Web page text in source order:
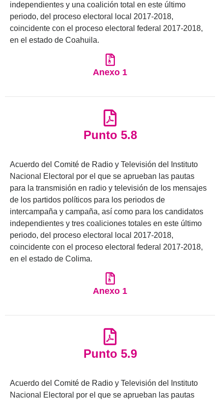
independientes y una coalición total en este último
periodo, del proceso electoral local 2017-2018,
coincidente con el proceso electoral federal 2017-2018,
en el estado de Coahuila.
Anexo 1
Punto 5.8
Acuerdo del Comité de Radio y Televisión del Instituto
Nacional Electoral por el que se aprueban las pautas
para la transmisión en radio y televisión de los mensajes
de los partidos políticos para los periodos de
intercampaña y campaña, así como para los candidatos
independientes y tres coaliciones totales en este último
periodo, del proceso electoral local 2017-2018,
coincidente con el proceso electoral federal 2017-2018,
en el estado de Colima.
Anexo 1
Punto 5.9
Acuerdo del Comité de Radio y Televisión del Instituto
Nacional Electoral por el que se aprueban las pautas